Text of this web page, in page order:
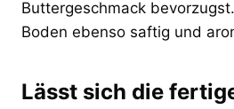
Buttergeschmack
Boden ebenso saftig und
Lässt sich die